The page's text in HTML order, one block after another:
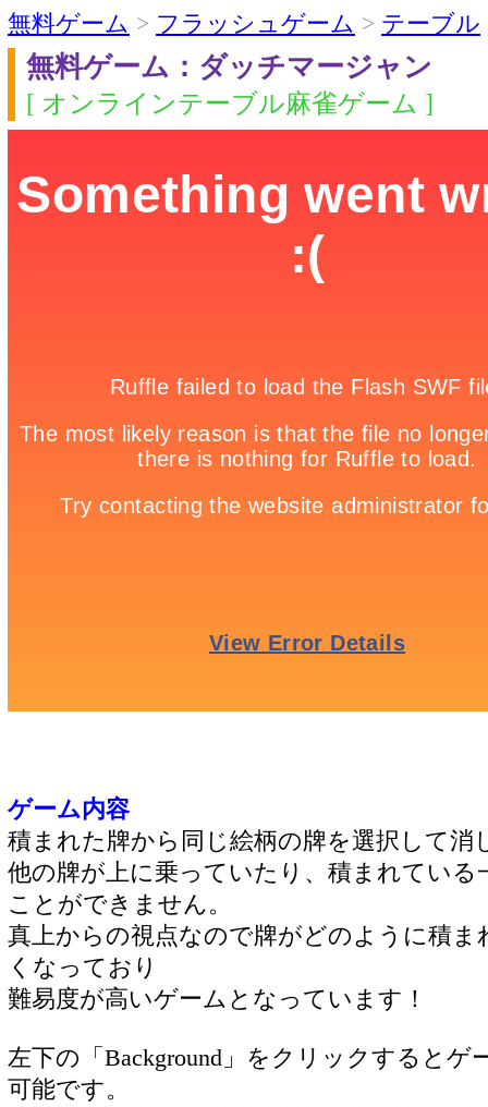
無料ゲーム > フラッシュゲーム > テーブル
無料ゲーム：ダッチマージャン
[ オンラインテーブル麻雀ゲーム ]
ゲーム内容
積まれた牌から同じ絵柄の牌を選択して
他の牌が上に乗っていたり、積まれてい
ことができません。
真上からの視点なので牌がどのように積
くなっており
難易度が高いゲームとなっています！
左下の「Background」をクリックすると
可能です。